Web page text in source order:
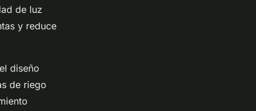
de luz
y reduce
diseño
de riego